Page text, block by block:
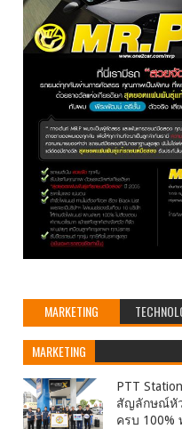
MARKETING
MARKETING
PTT
สัญลักษณ์หัว
ครบ 100%